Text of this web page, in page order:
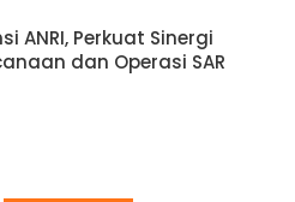
ANRI, Perkuat Sinergi
dan Operasi SAR